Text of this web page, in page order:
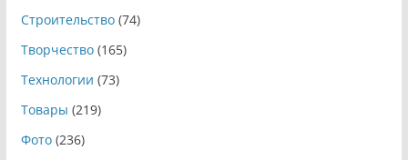
Строительство(74)
Творчество(165)
Технологии (73)
Товары (219)
Фото(236)